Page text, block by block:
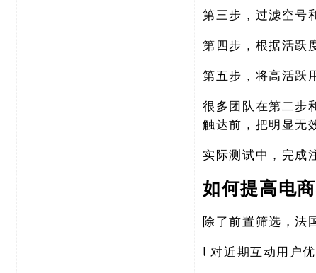
第三步，过滤空号
第四步，根据活跃
第五步，将高活跃
很多团队在第二步
触达前，把明显无
实际测试中，完成
如何提高电
除了前置筛选，法
l对近期互动用户